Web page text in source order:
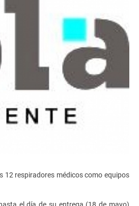
12 respiradores médicos como equipos
el día de su entrega (18 de mayo)